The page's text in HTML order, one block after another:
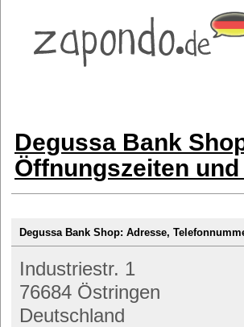
Degussa Bank
Öffnungszeiten
Degussa Bank Shop: Adresse,
Industriestr. 1
76684 Östringen
Deutschland